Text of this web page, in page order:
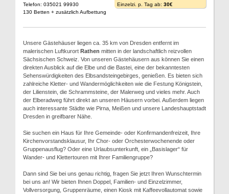
Telefon: 035021 99930
130 Betten + zusätzlich Aufbettung
Einzelzi. p. Tag ab: 30€
Unsere Gästehäuser liegen ca. 35 km von Dresden entfernt im
malerischen Luftkurort Rathen mitten in der landschaftlich reizvollen
Sächsischen Schweiz. Von unseren Gästehäusern aus können Sie einen
direkten Ausblick auf die Elbe und die Bastei, eine der bekanntesten
Sehenswürdigkeiten des Elbsandsteingebirges, genießen. Es bieten sich
zahlreiche Kletter- und Wandermöglichkeiten wie die Festung Königstein,
der Lilienstein, die Schrammsteine, der Malerweg und vieles mehr. Auch
der Elberadweg führt direkt an unseren Häusern vorbei. Außerdem liegen
auch interessante Städte wie Pirna, Meißen und unsere Landeshauptstadt
Dresden in greifbarer Nähe.
Sie suchen ein Haus für Ihre Gemeinde- oder Konfirmandenfreizeit, Ihre
Kirchenvorstandsklausur, Ihr Chor- oder Orchesterwochenende oder
Gruppenausflug? Oder eine Urlaubsunterkunft, ein „Basislager“ für
Wander- und Klettertouren mit Ihrer Familiengruppe?
Dann sind Sie bei uns genau richtig, fragen Sie jetzt Ihren Wunschtermin
bei uns an! Wir bieten Ihnen Doppel, Familien- und Einzelzimmer,
Vollversorgung, Gruppenräume, einen Kiosk mit Kaffeevollautomat sowie